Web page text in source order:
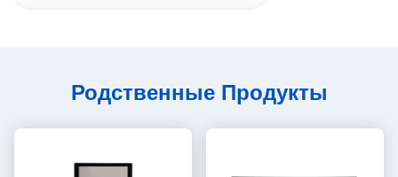
Родственные Продукты